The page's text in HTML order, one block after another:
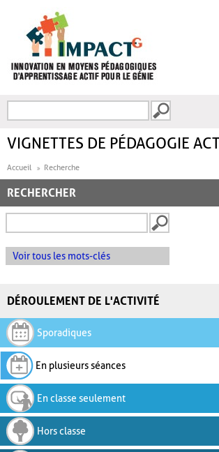
FORMULAIRE DE
VIGNETTES DE PÉDAGOGIE
Accueil Recherche
RECHERCHER
Voir tous les mots-clés
DÉROULEMENT DE L'ACTIVITÉ
Sporadiques
En plusieurs séances
En classe seulement
Hors classe